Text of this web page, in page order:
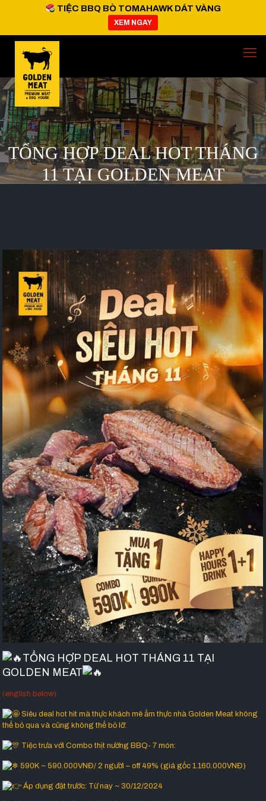
TỔNG HỢP DEAL HOT THÁNG
11 TẠI GOLDEN MEAT
TỔNG HỢP DEAL HOT THÁNG 11 TẠI
GOLDEN MEAT
(english below)
Siêu deal hot hit mà thực khách mê ẩm thực nhà Golden Meat không
thể bỏ qua và cũng không thể bỏ lỡ:
Tiệc trưa với Combo thịt nướng BBQ- 7 món:
590K ~ 590.000VNĐ/ 2 người – off 49% (giá gốc 1.160.000VNĐ)
Áp dụng đặt trước: Từ nay ~ 30/12/2024
TIỆC BBQ BÒ TOMAHAWK DÁT VÀNG
XEM NGAY